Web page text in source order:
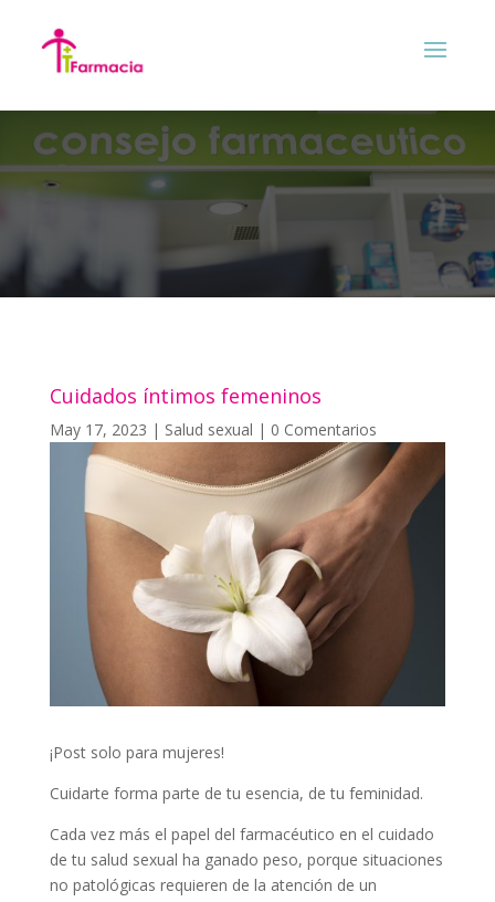
Cuidados íntimos femeninos
May 17, 2023 | Salud sexual | 0 Comentarios
¡Post solo para mujeres!
Cuidarte forma parte de tu esencia, de tu feminidad.
Cada vez más el papel del farmacéutico en el cuidado
de tu salud sexual ha ganado peso, porque situaciones
no patológicas requieren de la atención de un